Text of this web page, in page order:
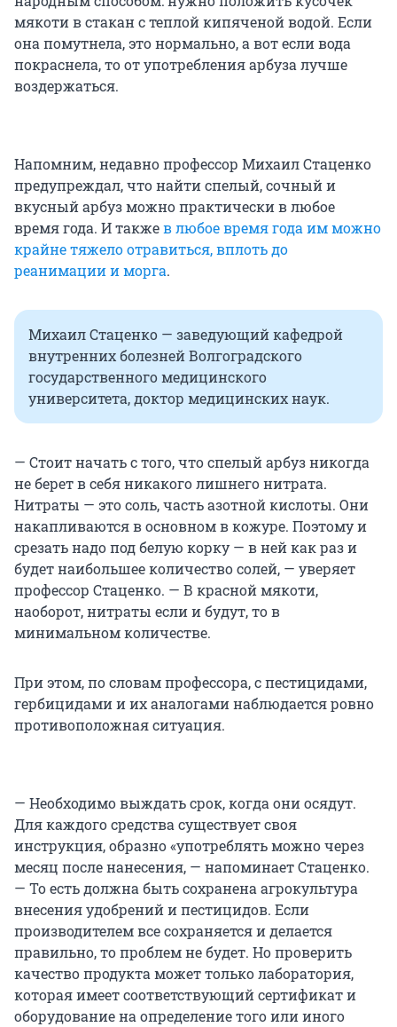
мякоти в стакан с теплой кипяченой водой. Если
она помутнела, это нормально, а вот если вода
покраснела, то от употребления арбуза лучше
воздержаться.
Напомним, недавно профессор Михаил Стаценко
предупреждал, что найти спелый, сочный и
вкусный арбуз можно практически в любое
время года. И такжев любое время года им можно
крайне тяжело отравиться, вплоть до
реанимации и морга.
Михаил Стаценко — заведующий кафедрой
внутренних болезней Волгоградского
государственного медицинского
университета, доктор медицинских наук.
— Стоит начать с того, что спелый арбуз никогда
не берет в себя никакого лишнего нитрата.
Нитраты — это соль, часть азотной кислоты. Они
накапливаются в основном в кожуре. Поэтому и
срезать надо под белую корку — в ней как раз и
будет наибольшее количество солей, — уверяет
профессор Стаценко. — В красной мякоти,
наоборот, нитраты если и будут, то в
минимальном количестве.
При этом, по словам профессора, с пестицидами,
гербицидами и их аналогами наблюдается ровно
противоположная ситуация.
— Необходимо выждать срок, когда они осядут.
Для каждого средства существует своя
инструкция, образно «употреблять можно через
месяц после нанесения, — напоминает Стаценко.
— То есть должна быть сохранена агрокультура
внесения удобрений и пестицидов. Если
производителем все сохраняется и делается
правильно, то проблем не будет. Но проверить
качество продукта может только лаборатория,
которая имеет соответствующий сертификат и
оборудование на определение того или иного